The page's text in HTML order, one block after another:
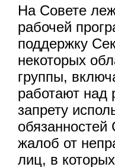
На Совете
рабочей
поддержку
некоторых
группы,
работают над
запрету
обязанностей
жалоб от
лиц, в